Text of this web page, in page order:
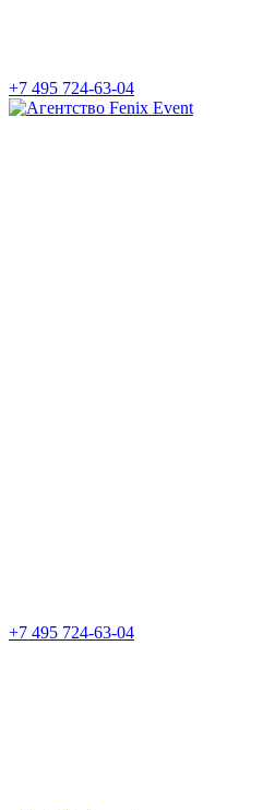
+7 495 724-63-04
Агентство
+7 495 724-63-04